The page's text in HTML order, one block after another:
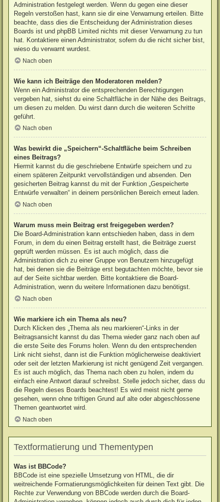
Administration festgelegt werden. Wenn du gegen eine dieser
Regeln verstoßen hast, kann sie dir eine Verwarnung erteilen. Bitte
beachte, dass dies die Entscheidung der Administration dieses
Boards ist und phpBB Limited nichts mit dieser Verwarnung zu tun
hat. Kontaktiere einen Administrator, sofern du die nicht sicher bist,
wieso du verwarnt wurdest.
Nach oben
Wie kann ich Beiträge den Moderatoren melden?
Wenn ein Administrator die entsprechenden Berechtigungen
vergeben hat, siehst du eine Schaltfläche in der Nähe des Beitrags,
um diesen zu melden. Du wirst dann durch die weiteren Schritte
geführt.
Nach oben
Was bewirkt die „Speichern“-Schaltfläche beim Schreiben
eines Beitrags?
Hiermit kannst du die geschriebene Entwürfe speichern und zu
einem späteren Zeitpunkt vervollständigen und absenden. Den
gesicherten Beitrag kannst du mit der Funktion „Gespeicherte
Entwürfe verwalten“ in deinem persönlichen Bereich erneut laden.
Nach oben
Warum muss mein Beitrag erst freigegeben werden?
Die Board-Administration kann entschieden haben, dass in dem
Forum, in dem du einen Beitrag erstellt hast, die Beiträge zuerst
geprüft werden müssen. Es ist auch möglich, dass die
Administration dich zu einer Gruppe von Benutzern hinzugefügt
hat, bei denen sie die Beiträge erst begutachten möchte, bevor sie
auf der Seite sichtbar werden. Bitte kontaktiere die Board-
Administration, wenn du weitere Informationen dazu benötigst.
Nach oben
Wie markiere ich ein Thema als neu?
Durch Klicken des „Thema als neu markieren“-Links in der
Beitragsansicht kannst du das Thema wieder ganz nach oben auf
die erste Seite des Forums holen. Wenn du den entsprechenden
Link nicht siehst, dann ist die Funktion möglicherweise deaktiviert
oder seit der letzten Markierung ist nicht genügend Zeit vergangen.
Es ist auch möglich, das Thema nach oben zu holen, indem du
einfach eine Antwort darauf schreibst. Stelle jedoch sicher, dass du
die Regeln dieses Boards beachtest! Es wird meist nicht gerne
gesehen, wenn ohne triftigen Grund auf alte oder abgeschlossene
Themen geantwortet wird.
Nach oben
Textformatierung und Thementypen
Was ist BBCode?
BBCode ist eine spezielle Umsetzung von HTML, die dir
weitreichende Formatierungsmöglichkeiten für deinen Text gibt. Die
Rechte zur Verwendung von BBCode werden durch die Board-